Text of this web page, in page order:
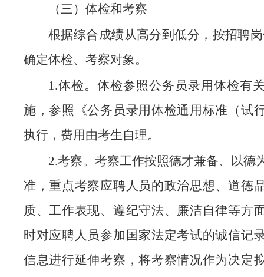
（三）体检和考察
根据综合成绩从高分到低分，按招聘
确定体检、考察对象。
1.体检。体检参照公务员录用体检有
施，参照《公务员录用体检通用标准（试
执行，费用由考生自理。
2.考察。考察工作按照德才兼备、以德
准，重点考察应聘人员的政治思想、道德
质、工作表现、遵纪守法、廉洁自律等方
时对应聘人员参加国家法定考试的诚信记
信息进行延伸考察，将考察情况作为决定